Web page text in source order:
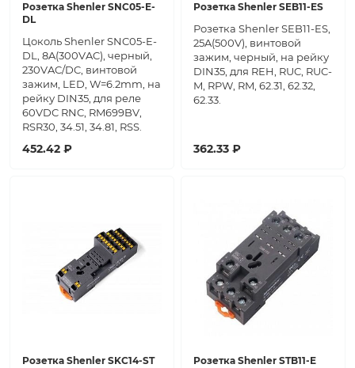
Розетка Shenler SNC05-E-
DL
Цоколь Shenler SNC05-E-
DL, 8A(300VAC), черный,
230VAC/DC, винтовой
зажим, LED, W=6.2mm, на
рейку DIN35, для реле
60VDC RNC, RM699BV,
RSR30, 34.51, 34.81, RSS.
452.42 ₽
Розетка Shenler SEB11-ES
Розетка Shenler SEB11-ES,
25A(500V), винтовой
зажим, черный, на рейку
DIN35, для REH, RUC, RUC-
M, RPW, RM, 62.31, 62.32,
62.33.
362.33 ₽
Розетка Shenler SKC14-ST Розетка Shenler STB11-E